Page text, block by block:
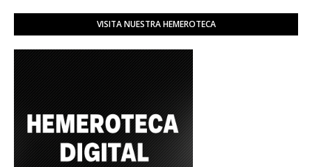
VISITA NUESTRA HEMEROTECA